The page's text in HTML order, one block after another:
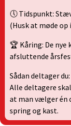
🕔 Tidspunkt:
(Husk at møde
🏆 Kåring: De nye
afsluttende
Sådan deltager du:
Alle deltagere
at man vælger én
spring og kast.